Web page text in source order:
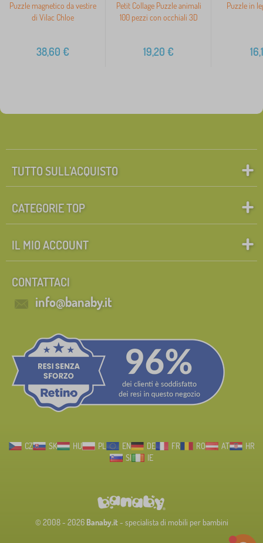
Puzzle magnetico da vestire
di Vilac Chloe
38,60 €
Petit Collage Puzzle animali
100 pezzi con occhiali 3D
19,20 €
Puzzle in
TUTTO SULL’ACQUISTO
CATEGORIE TOP
IL MIO ACCOUNT
CONTATTACI
info@banaby.it
CZ SK HU PL EN DE FR RO AT
HR
SI
IE
© 2008 - 2026 Banaby.it- specialista di mobili per bambini